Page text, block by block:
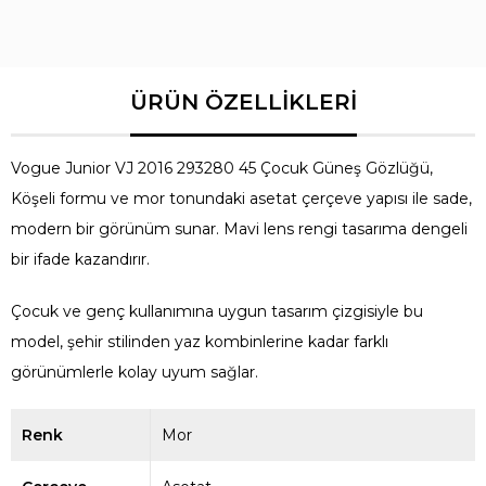
Vogue Junior VJ 2016 293280 45 Çocuk Güneş Gözlüğü,
Köşeli formu ve mor tonundaki asetat çerçeve yapısı ile sade,
modern bir görünüm sunar. Mavi lens rengi tasarıma dengeli
bir ifade kazandırır.
Çocuk ve genç kullanımına uygun tasarım çizgisiyle bu
model, şehir stilinden yaz kombinlerine kadar farklı
görünümlerle kolay uyum sağlar.
Renk Mor